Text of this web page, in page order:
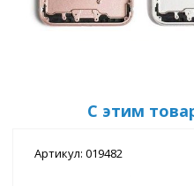
С этим
Артикул: 019482